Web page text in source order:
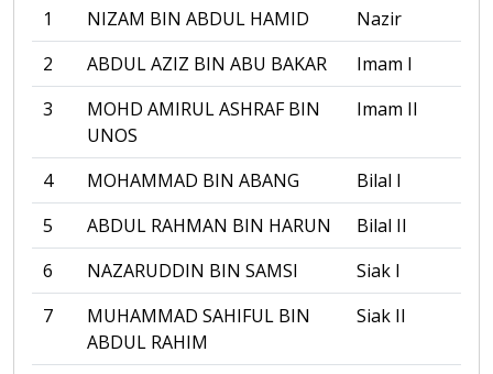
1
NIZAM BIN ABDUL HAMID
Nazir
2
ABDUL AZIZ BIN ABU BAKAR
Imam I
3
MOHD AMIRUL ASHRAF BIN
UNOS
Imam II
4 MOHAMMAD BIN ABANG
Bilal I
5
ABDUL RAHMAN BIN HARUN
Bilal II
6
NAZARUDDIN BIN SAMSI
Siak I
7
MUHAMMAD SAHIFUL BIN
ABDUL RAHIM
Siak II